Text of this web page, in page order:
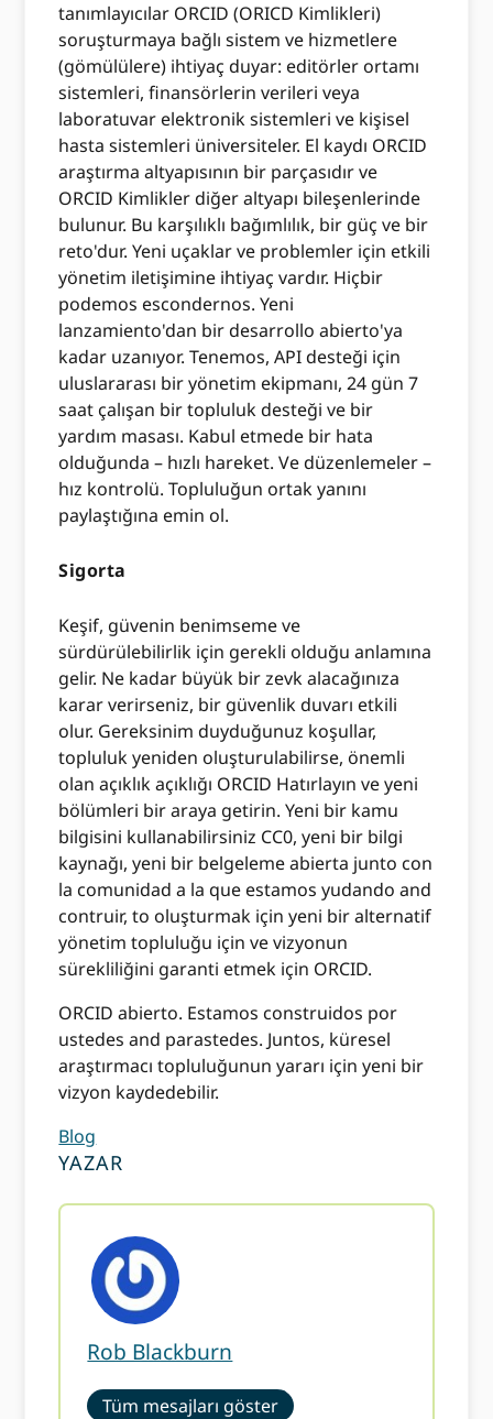
tanımlayıcılar ORCID (ORICD Kimlikleri)
soruşturmaya bağlı sistem ve hizmetlere
(gömülülere) ihtiyaç duyar: editörler ortamı
sistemleri, finansörlerin verileri veya
laboratuvar elektronik sistemleri ve kişisel
hasta sistemleri üniversiteler. El kaydı ORCID
araştırma altyapısının bir parçasıdır ve
ORCID Kimlikler diğer altyapı bileşenlerinde
bulunur. Bu karşılıklı bağımlılık, bir güç ve bir
reto'dur. Yeni uçaklar ve problemler için etkili
yönetim iletişimine ihtiyaç vardır. Hiçbir
podemos escondernos. Yeni
lanzamiento'dan bir desarrollo abierto'ya
kadar uzanıyor. Tenemos, API desteği için
uluslararası bir yönetim ekipmanı, 24 gün 7
saat çalışan bir topluluk desteği ve bir
yardım masası. Kabul etmede bir hata
olduğunda – hızlı hareket. Ve düzenlemeler –
hız kontrolü. Topluluğun ortak yanını
paylaştığına emin ol.
Sigorta
Keşif, güvenin benimseme ve
sürdürülebilirlik için gerekli olduğu anlamına
gelir. Ne kadar büyük bir zevk alacağınıza
karar verirseniz, bir güvenlik duvarı etkili
olur. Gereksinim duyduğunuz koşullar,
topluluk yeniden oluşturulabilirse, önemli
olan açıklık açıklığı ORCID Hatırlayın ve yeni
bölümleri bir araya getirin. Yeni bir kamu
bilgisini kullanabilirsiniz CC0, yeni bir bilgi
kaynağı, yeni bir belgeleme abierta junto con
la comunidad a la que estamos yudando and
contruir, to oluşturmak için yeni bir alternatif
yönetim topluluğu için ve vizyonun
sürekliliğini garanti etmek için ORCID.
ORCID abierto. Estamos construidos por
ustedes and parastedes. Juntos, küresel
araştırmacı topluluğunun yararı için yeni bir
vizyon kaydedebilir.
Blog
YAZAR
Rob Blackburn
Tüm mesajları göster